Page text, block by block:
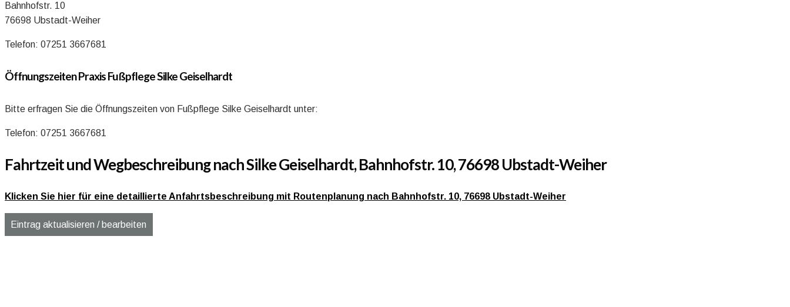
Bahnhofstr. 10
76698 Ubstadt-Weiher
Telefon: 07251 3667681
Öffnungszeiten Praxis Fußpflege Silke Geiselhardt
Bitte erfragen Sie die Öffnungszeiten von Fußpflege Silke Geiselhardt unter:
Telefon: 07251 3667681
Fahrtzeit und Wegbeschreibung nach Silke Geiselhardt, Bahnhofstr. 10, 76698 Ubstadt-Weiher
Klicken Sie hier für eine detaillierte Anfahrtsbeschreibung mit Routenplanung nach Bahnhofstr. 10, 76698 Ubstadt-Weiher